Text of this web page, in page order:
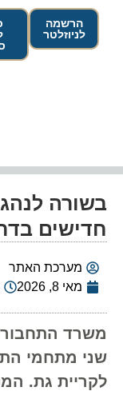
הרשמה
לניוזלטר
בשורה
חדישים
מערכת האתר
מאי 8, 2026
משרד
שני מתחמי
לקריית גת.